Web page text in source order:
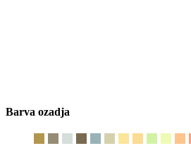
Barva ozadja